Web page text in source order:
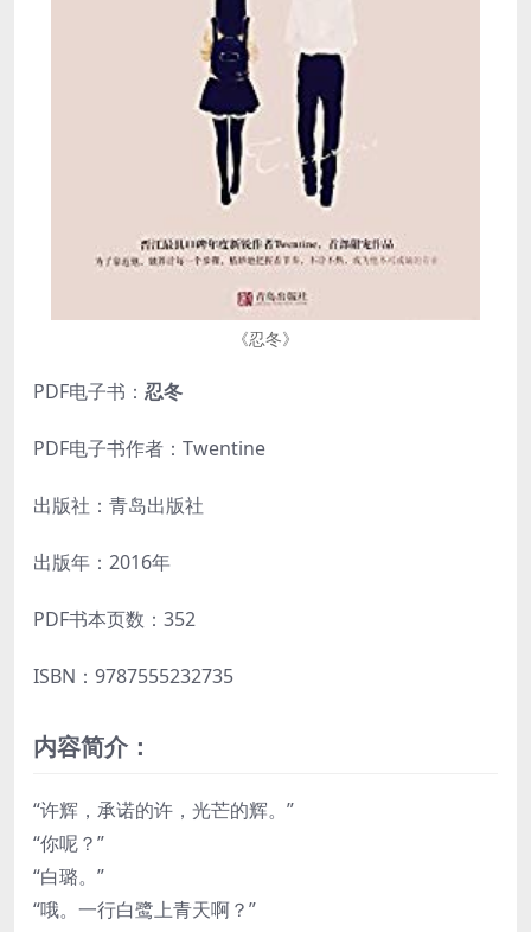
《忍冬》
PDF电子书： 忍冬
PDF电子书作者：Twentine
出版社：青岛出版社
出版年：2016年
PDF书本页数：352
ISBN：9787555232735
内容简介：
“许辉，承诺的许，光芒的辉。”
“你呢？”
“白璐。”
“哦。一行白鹭上青天啊？”